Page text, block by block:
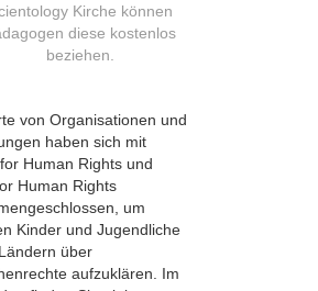
Kirche können
diese kostenlos
beziehen.
von Organisationen und
haben sich mit
Human Rights und
Human Rights
um
Kinder und Jugendliche
über
aufzuklären. Im